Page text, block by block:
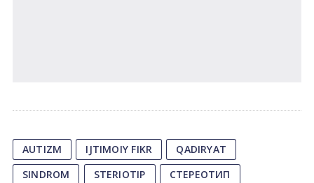
AUTIZM IJTIMOIY FIKR
QADIRYAT
SINDROM
STERIOTIP СТЕРЕОТИП